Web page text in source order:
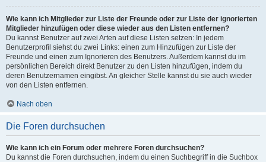
Wie kann ich Mitglieder zur Liste der Freunde oder zur Liste der ignorierten
Mitglieder hinzufügen oder diese wieder aus den Listen entfernen?
Du kannst Benutzer auf zwei Arten auf diese Listen setzen: In jedem
Benutzerprofil siehst du zwei Links: einen zum Hinzufügen zur Liste der
Freunde und einen zum Ignorieren des Benutzers. Außerdem kannst du im
persönlichen Bereich direkt Benutzer zu den Listen hinzufügen, indem du
deren Benutzernamen eingibst. An gleicher Stelle kannst du sie auch wieder
von den Listen entfernen.
Nach oben
Die Foren durchsuchen
Wie kann ich ein Forum oder mehrere Foren durchsuchen?
Du kannst die Foren durchsuchen, indem du einen Suchbegriff in die Suchbox